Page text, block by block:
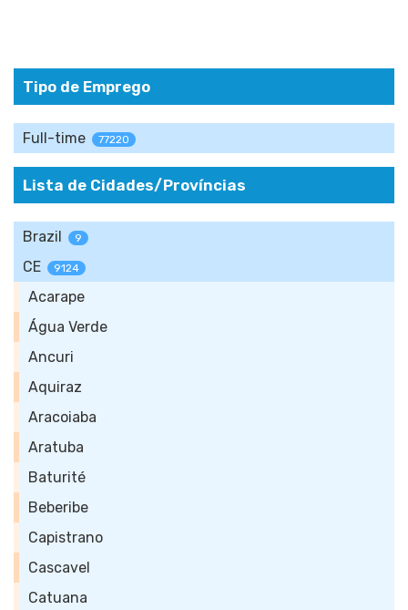
Tipo de Emprego
Full-time 77220
Lista de Cidades/Províncias
Brazil 9
CE 9124
Acarape
Água Verde
Ancuri
Aquiraz
Aracoiaba
Aratuba
Baturité
Beberibe
Capistrano
Cascavel
Catuana